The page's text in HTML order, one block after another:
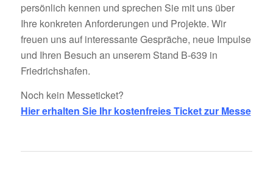
persönlich kennen und sprechen Sie mit uns über
Ihre konkreten Anforderungen und Projekte. Wir
freuen uns auf interessante Gespräche, neue Impulse
und Ihren Besuch an unserem Stand B-639 in
Friedrichshafen.
Noch kein Messeticket?
Hier erhalten Sie Ihr kostenfreies Ticket zur Messe